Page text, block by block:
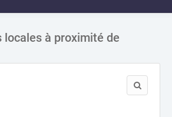
locales à proximité de